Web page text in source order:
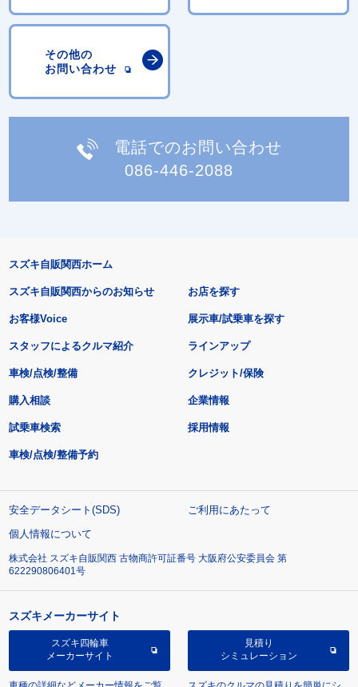
その他の
お問い合わせ
電話でのお問い合わせ
086-446-2088
スズキ自販関西ホーム
スズキ自販関西からのお知らせ
お客様Voice
スタッフによるクルマ紹介
お店を探す
展示車/試乗車を探す
ラインアップ
車検/点検/整備 クレジット/保険
購入相談
試乗車検索
車検/点検/整備予約
企業情報
採用情報
安全データシート(SDS)
ご利用にあたって
個人情報について
株式会社 スズキ自販関西 古物商許可証番号 大阪府公安委員会 第
622290806401号
スズキメーカーサイト
スズキ四輪車
メーカーサイト
見積り
シミュレーション